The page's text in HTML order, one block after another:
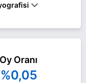
31 Mart 2024 yerel
Himmetbeyoğlu ile
Himmetbeyoğlu
Oy Oranı
%0,05